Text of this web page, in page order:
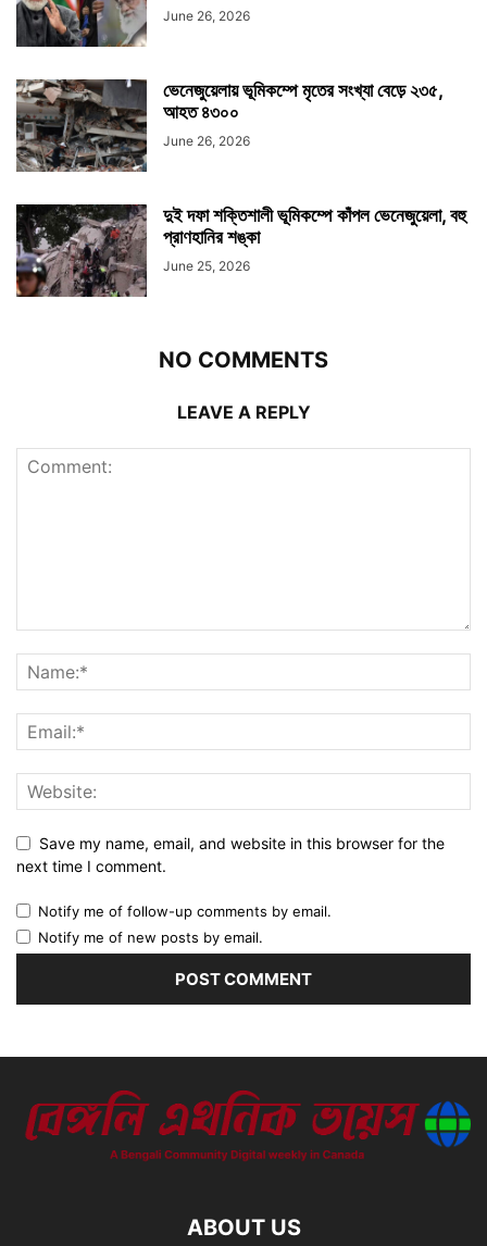
June 26, 2026
ভেনেজুয়েলায় ভূমিকম্পে মৃতের সংখ্যা বেড়ে ২৩৫,
আহত ৪৩০০
June 26, 2026
দুই দফা শক্তিশালী ভূমিকম্পে কাঁপল ভেনেজুয়েলা, বহু
প্রাণহানির শঙ্কা
June 25, 2026
NO COMMENTS
LEAVE A REPLY
Save my name, email, and website in this browser for the
next time I comment.
Notify me of follow-up comments by email.
Notify me of new posts by email.
ABOUT US